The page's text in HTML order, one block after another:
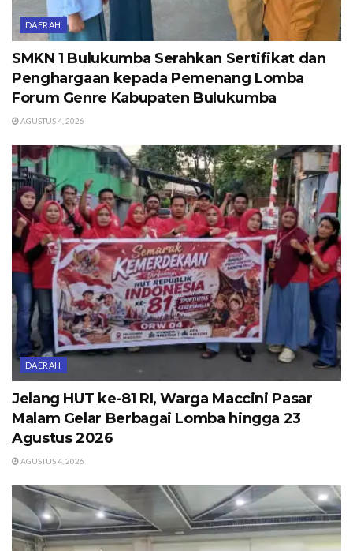
DAERAH
SMKN 1 Bulukumba Serahkan Sertifikat dan
Penghargaan kepada Pemenang Lomba
Forum Genre Kabupaten Bulukumba
AGUSTUS 4, 2026
DAERAH
Jelang HUT ke-81 RI, Warga Maccini Pasar
Malam Gelar Berbagai Lomba hingga 23
Agustus 2026
AGUSTUS 4, 2026